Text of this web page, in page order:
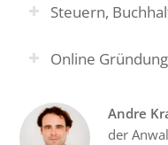
Steuern,
Online Gründung
Andre
der